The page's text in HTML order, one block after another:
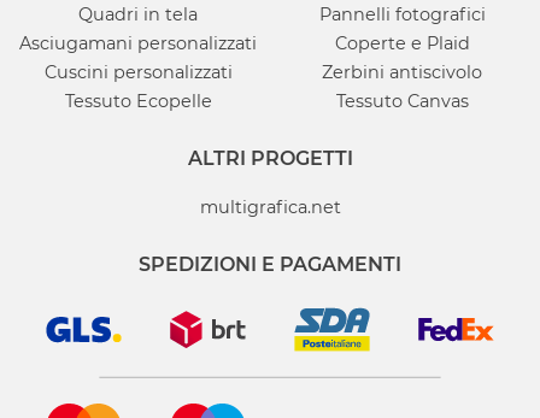
Quadri in tela
Pannelli fotografici
Asciugamani personalizzati
Coperte e Plaid
Cuscini personalizzati
Zerbini antiscivolo
Tessuto Ecopelle
Tessuto Canvas
ALTRI PROGETTI
multigrafica.net
SPEDIZIONI E PAGAMENTI